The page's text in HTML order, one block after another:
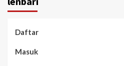
Daftar
Masuk